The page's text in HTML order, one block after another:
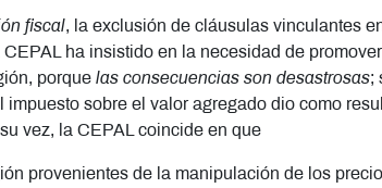
fiscal, la exclusión de cláusulas vinculantes
ha insistido en la necesidad de
porque las consecuencias son desastrosas;
sobre el valor agregado dio como
vez, la CEPAL coincide en que
provenientes de la manipulación de los